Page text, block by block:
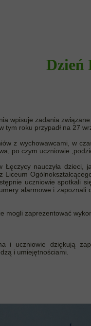
wpisuje zadania
w tym roku przypadł na 27
z wychowawcami, w
po czym uczniowie
nauczyła dzieci,
Liceum
uczniowie spotkali
alarmowe i
mogli zaprezentować
i uczniowie dziękują
i umiejętnościami.
Dzień